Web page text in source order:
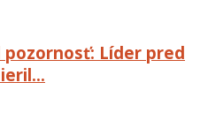
Líder pred